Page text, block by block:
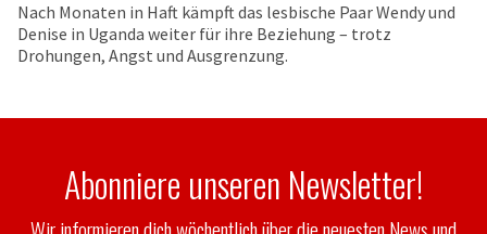
Nach Monaten in Haft kämpft das lesbische Paar Wendy und
Denise in Uganda weiter für ihre Beziehung – trotz
Drohungen, Angst und Ausgrenzung.
Abonniere unseren Newsletter!